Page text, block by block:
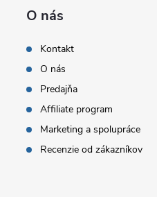
O nás
Kontakt
O nás
Predajňa
Affiliate program
Marketing a spolupráce
Recenzie od zákazníkov